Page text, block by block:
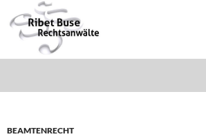
BEAMTENRECHT